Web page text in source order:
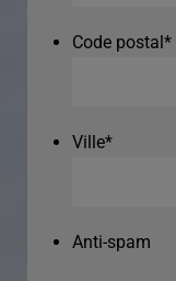
Code postal*
Ville*
Anti-spam